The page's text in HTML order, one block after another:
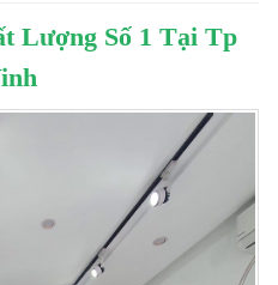
Lượng Số 1 Tại Tp